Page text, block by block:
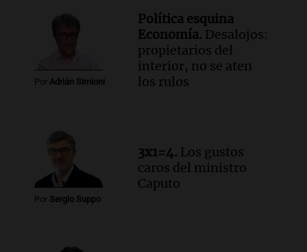
Episodios
Audio. Luciano Cáceres llega a Córdoba a
presentar “Paraíso”, una obra que
cuestiona certezas masculinas
Amamos Argentina
Por Adrián Simioni
Política esquina
Economía. Desalojos:
propietarios del
interior, no se aten
los rulos
Por Sergio Suppo
3x1=4. Los gustos
caros del ministro
Caputo